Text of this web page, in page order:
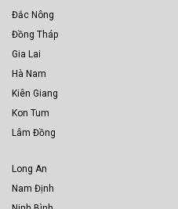
Đắc Nông
Đồng Tháp
Gia Lai
Hà Nam
Kiên Giang
Kon Tum
Lâm Đồng
Long An
Nam Định